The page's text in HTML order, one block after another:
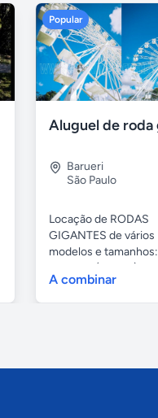
Popular
Barueri
São Paulo
Locação de RODAS
GIGANTES de vários
modelos e tamanhos:
4,80mts (infantil), 6,...
A combinar